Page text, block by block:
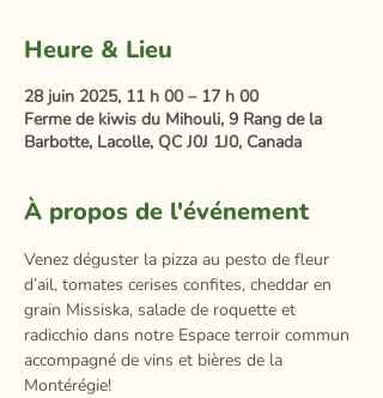
Heure & Lieu
28 juin 2025, 11 h 00 – 17 h 00
Ferme de kiwis du Mihouli, 9 Rang de la
Barbotte, Lacolle, QC J0J 1J0, Canada
À propos de l'événement
Venez déguster la pizza au pesto de fleur
d’ail, tomates cerises confites, cheddar en
grain Missiska, salade de roquette et
radicchio dans notre Espace terroir commun
accompagné de vins et bières de la
Montérégie!